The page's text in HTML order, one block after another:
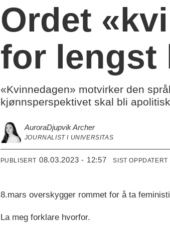
Ordet
for lengst
«Kvinnedagen» motvirker den
kjønnsperspektivet skal bli
AuroraDjupvik Archer
JOURNALIST I UNIVERSITAS
PUBLISERT 08.03.2023 - 12:57 SIST OPPDATERT
8.mars overskygger rommet for å ta
La meg forklare hvorfor.